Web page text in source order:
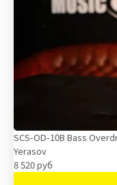
SCS-OD-10B Bass
Yerasov
8 520 руб